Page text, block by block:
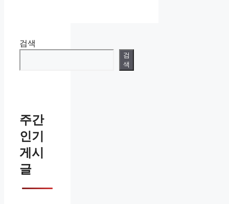
검색
검
색
주간
인기
게시
글